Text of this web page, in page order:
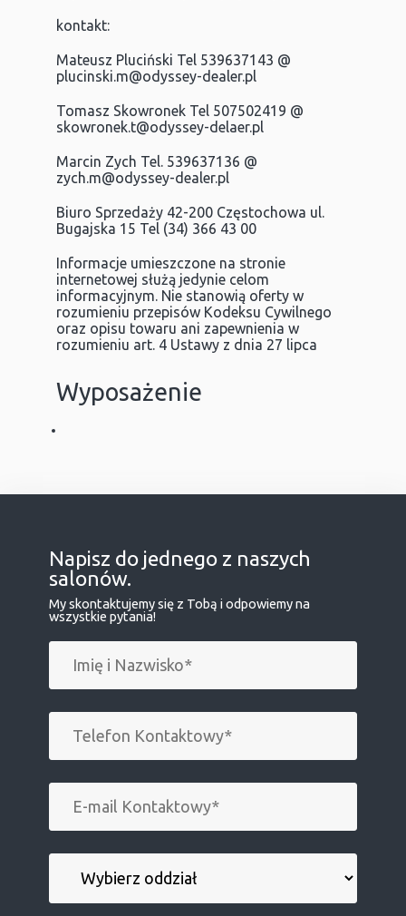
kontakt:
Mateusz Pluciński Tel 539637143 @
plucinski.m@odyssey-dealer.pl
Tomasz Skowronek Tel 507502419 @
skowronek.t@odyssey-delaer.pl
Marcin Zych Tel. 539637136 @
zych.m@odyssey-dealer.pl
Biuro Sprzedaży 42-200 Częstochowa ul.
Bugajska 15 Tel (34) 366 43 00
Informacje umieszczone na stronie
internetowej służą jedynie celom
informacyjnym. Nie stanowią oferty w
rozumieniu przepisów Kodeksu Cywilnego
oraz opisu towaru ani zapewnienia w
rozumieniu art. 4 Ustawy z dnia 27 lipca
Wyposażenie
Napisz do jednego z naszych
salonów.
My skontaktujemy się z Tobą i odpowiemy na
wszystkie pytania!